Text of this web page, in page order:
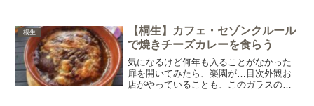
るさとセンターから往復17kmくらい途中
坂もあるためママ...
桐生
【桐生】カフェ・セゾンクルール
で焼きチーズカレーを食らう
気になるけど何年も入ることがなかった
扉を開いてみたら、楽園が…目次外観お
店がやっていることも、このガラスの情